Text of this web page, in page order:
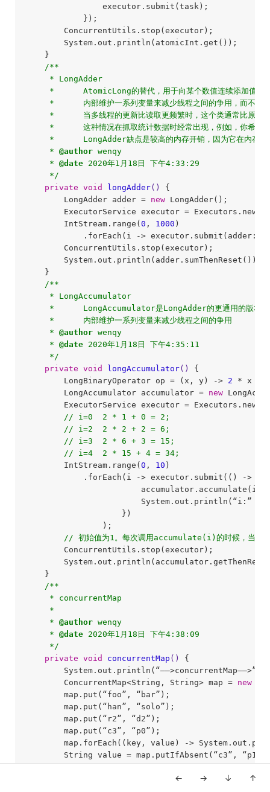
                executor.submit(task);
            });
        ConcurrentUtils.stop(executor);
        System.out.println(atomicInt.get());
    }
/**
     * LongAdder
     *      AtomicLong的替代，用于向某个数值连续添加值
*      内部维护一系列变量来减少线程之间的争用，而不是
*      当多线程的更新比读取更频繁时，这个类通常比原子
*      这种情况在抓取统计数据时经常出现，例如，你希望
*      LongAdder缺点是较高的内存开销，因为它在内存中
     *
@author wenqy
     *
@date 2020年1月18日 下午4:33:29
     */
private void longAdder()
{
        LongAdder adder =
new LongAdder();
ExecutorService executor =
        IntStream.range(
0 , 1000 )
.forEach(i ->
        ConcurrentUtils.stop(executor);
    }
/**
     * LongAccumulator
     *      LongAccumulator是LongAdder的更通用的版本
     *      内部维护一系列变量来减少线程之间的争用
     *
@author wenqy
     *
@date 2020年1月18日 下午4:35:11
     */
private void longAccumulator()
{
        LongBinaryOperator op = (x, y) ->
2 * x +
        LongAccumulator accumulator =
new
ExecutorService executor =
// i=0  2 * 1 + 0 = 2;
// i=2  2 * 2 + 2 = 6;
// i=3  2 * 6 + 3 = 15;
// i=4  2 * 15 + 4 = 34;
        IntStream.range(
0 , 10 )
            .forEach(i -> executor.submit(() -> {
                        accumulator.accumulate(i);
System.out.println(“i:” +
                    })
                );
// 初始值为1。每次调用accumulate(i)的时候，当前结
        ConcurrentUtils.stop(executor);
    }
/**
     * concurrentMap
     *
     *
@author wenqy
     *
@date 2020年1月18日 下午4:38:09
     */
private void concurrentMap ()
{
        System.out.println(“—–>concurrentMap—–>”);
        ConcurrentMap<String, String> map =
new
        map.put(“foo”, “bar”);
        map.put(“han”, “solo”);
        map.put(“r2”, “d2”);
        map.put(“c3”, “p0”);
map.forEach((key, value) ->
String value = map.putIfAbsent(“c3”,
← → ↓ ↑